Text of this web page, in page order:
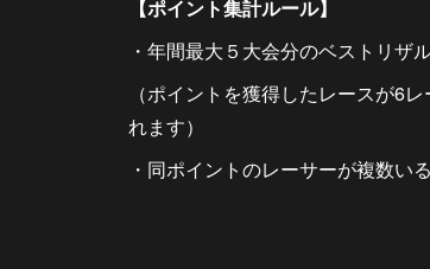
【ポイント集計ルール】
・年間最大５大会分のベストリザ
（ポイントを獲得したレースが6
れます）
・同ポイントのレーサーが複数い